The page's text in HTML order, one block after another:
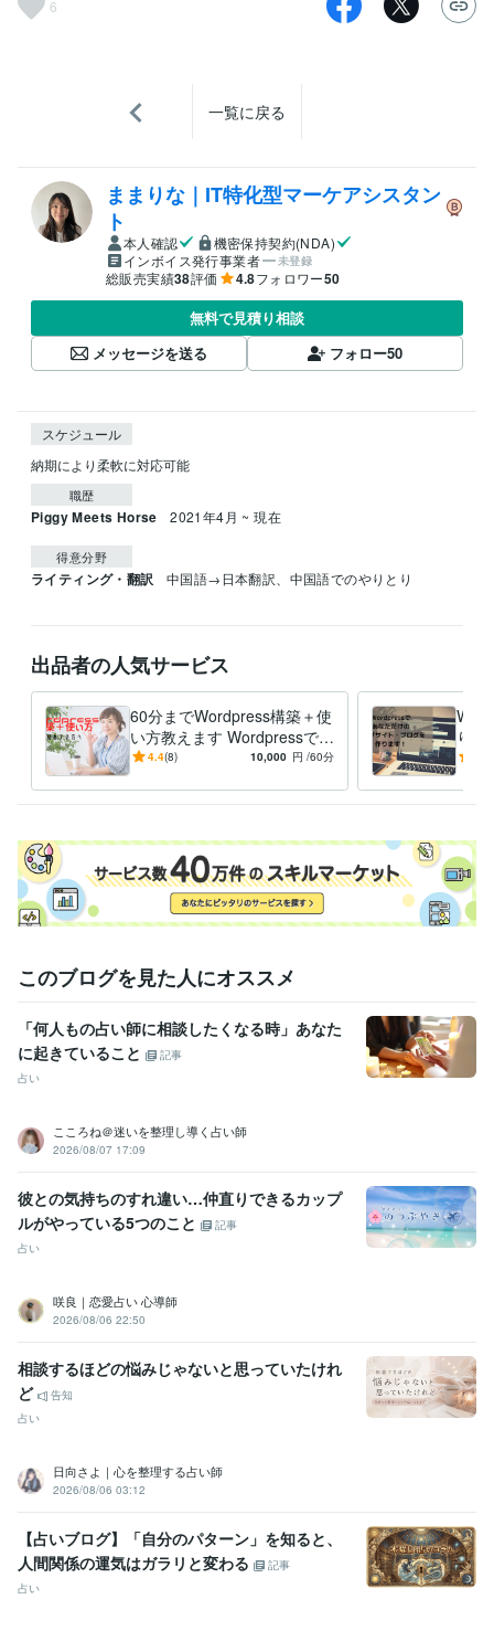
6
一覧に戻る
ままりな｜IT特化型マーケアシスタン
ト
本人確認
機密保持契約(NDA)
インボイス発行事業者
未登録
総販売実績38評価 4.8フォロワー50
無料で見積り相談
メッセージを送る
フォロー50
スケジュール
納期により柔軟に対応可能
職歴
Piggy Meets Horse 2021年4月 ~ 現在
得意分野
ライティング・翻訳 中国語→日本翻訳、中国語でのやりとり
出品者の人気サービス
60分までWordpress構築＋使
い方教えます Wordpressでブ
ログ·ホームページを作ろ
4.4(8) 10,000 円 /60分
り
ウェ
このブログを見た人にオススメ
「何人もの占い師に相談したくなる時」あなた
に起きていること
記事
占い
こころね＠迷いを整理し導く占い師
2026/08/07 17:09
彼との気持ちのすれ違い…仲直りできるカップ
ルがやっている5つのこと
記事
占い
咲良｜恋愛占い 心導師
2026/08/06 22:50
相談するほどの悩みじゃないと思っていたけれ
ど
告知
占い
日向さよ｜心を整理する占い師
2026/08/06 03:12
【占いブログ】「自分のパターン」を知ると、
人間関係の運気はガラリと変わる
記事
占い